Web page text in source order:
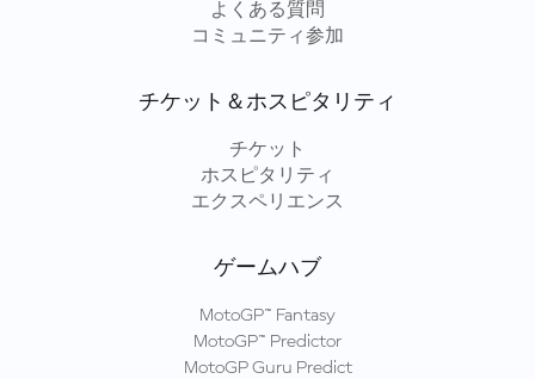
よくある質問
コミュニティ参加
チケット＆ホスピタリティ
チケット
ホスピタリティ
エクスペリエンス
ゲームハブ
MotoGP™ Fantasy
MotoGP™ Predictor
MotoGP Guru Predict